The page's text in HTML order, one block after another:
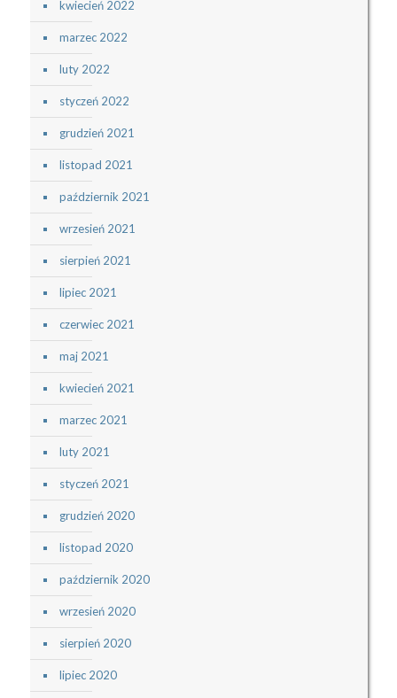
kwiecień 2022
marzec 2022
luty 2022
styczeń 2022
grudzień 2021
listopad 2021
październik 2021
wrzesień 2021
sierpień 2021
lipiec 2021
czerwiec 2021
maj 2021
kwiecień 2021
marzec 2021
luty 2021
styczeń 2021
grudzień 2020
listopad 2020
październik 2020
wrzesień 2020
sierpień 2020
lipiec 2020